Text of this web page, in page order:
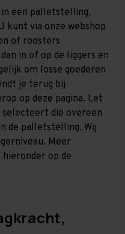
in een palletstelling,
kunt via onze webshop
of roosters
in of op de liggers en
om losse goederen
je terug bij
op deze pagina. Let
selecteert die overeen
de palletstelling. Wij
Meer
op de